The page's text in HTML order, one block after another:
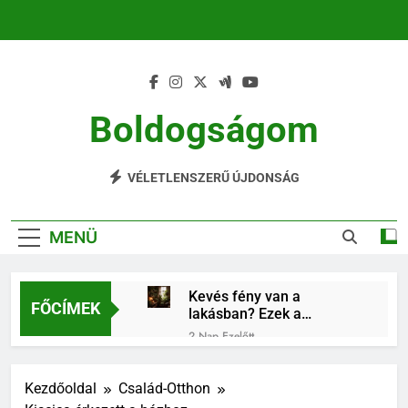
Boldogságom
Mindennapi Élet Örömei
VÉLETLENSZERŰ ÚJDONSÁG
MENÜ
FŐCÍMEK
Kevés fény van a
lakásban? Ezek a
szobanövények
könnyebben
2 Nap Ezelőtt
völgy!
3 Nap Ezelőtt
Kezdőoldal
Család-Otthon